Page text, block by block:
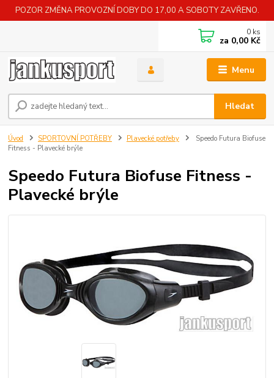
POZOR ZMĚNA PROVOZNÍ DOBY DO 17,00 A SOBOTY ZAVŘENO.
Menu
Hledat
0 ks
za 0,00 Kč
Úvod SPORTOVNÍ POTŘEBY Plavecké potřeby
Speedo Futura Biofuse
Fitness - Plavecké brýle
Speedo Futura Biofuse Fitness -
Plavecké brýle